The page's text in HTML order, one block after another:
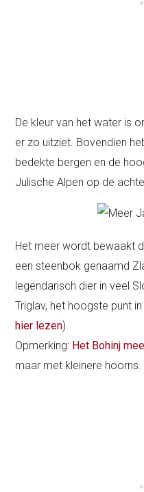
De kleur van het water is
er zo uitziet. Bovendien
bedekte bergen en de
Julische Alpen op de
Het meer wordt bewaakt
een steenbok genaamd
legendarisch dier in veel
Triglav, het hoogste punt
hier lezen).
Opmerking: Het Bohinj
maar met kleinere hoorns.